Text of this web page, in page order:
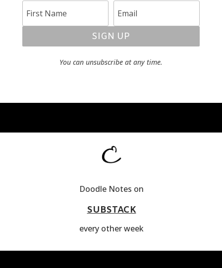
SIGN UP
You can unsubscribe at any time.
Doodle Notes on
SUBSTACK
every other week